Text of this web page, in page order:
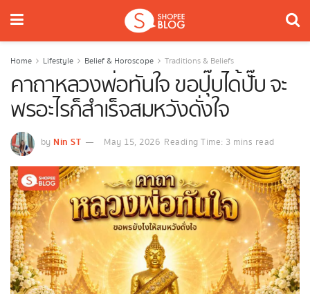
Home Lifestyle Belief & Horoscope Traditions & Beliefs
คาถาหลวงพ่อทันใจ ขอปุ๊บได้ปั๊บ จะ
พรอะไรก็สำเร็จสมหวังดั่งใจ
by Nin ST May 15, 2026 Reading Time: 3 mins read